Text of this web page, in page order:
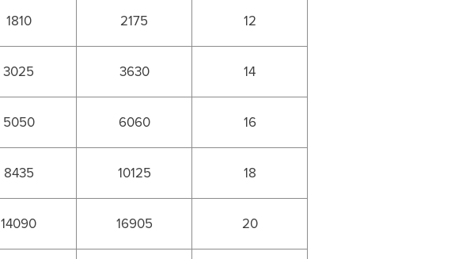
1810 2175 12
3025 3630 14
5050 6060 16
8435 10125 18
14090 16905 20